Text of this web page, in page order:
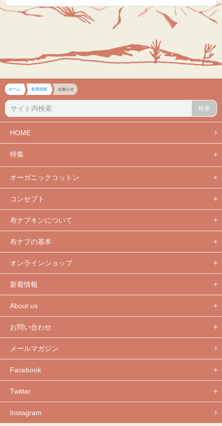
ホーム 新着情報 お知らせ
検索
HOME
特集
オーガニックコットン
コンセプト
布ナプキンについて
布ナプの基本
オンラインショップ
新着情報
About us
お問い合わせ
メールマガジン
Facebook
Twitter
Instagram